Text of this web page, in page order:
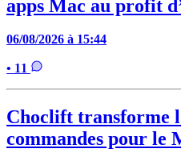
apps Mac au profit
06/08/2026 à 15:44
• 11
Choclift transforme
commandes pour le